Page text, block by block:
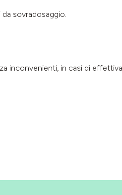
sovradosaggio.
inconvenienti, in casi di